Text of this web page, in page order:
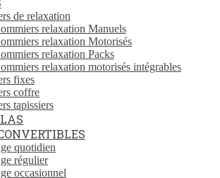
de relaxation
relaxation Manuels
relaxation Motorisés
relaxation Packs
relaxation motorisés intégrables
fixes
coffre
tapissiers
quotidien
régulier
occasionnel